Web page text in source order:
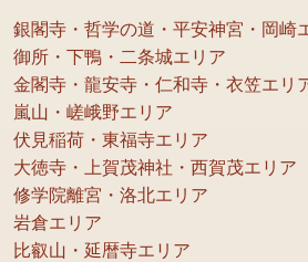
銀閣寺・哲学の道・平安神宮・岡崎
御所・下鴨・二条城エリア
金閣寺・龍安寺・仁和寺・衣笠エリ
嵐山・嵯峨野エリア
伏見稲荷・東福寺エリア
大徳寺・上賀茂神社・西賀茂エリア
修学院離宮・洛北エリア
岩倉エリア
比叡山・延暦寺エリア